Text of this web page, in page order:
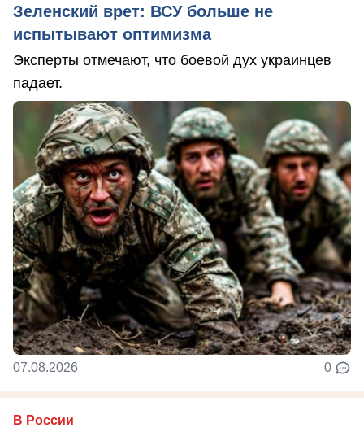
Зеленский врет: ВСУ больше не
испытывают оптимизма
Эксперты отмечают, что боевой дух украинцев
падает.
07.08.2026 0
В России